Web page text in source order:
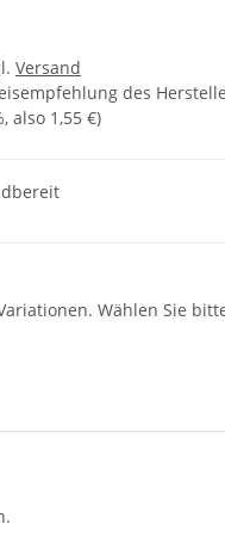
Versand
des
, also 1,55 €)
Wählen Sie